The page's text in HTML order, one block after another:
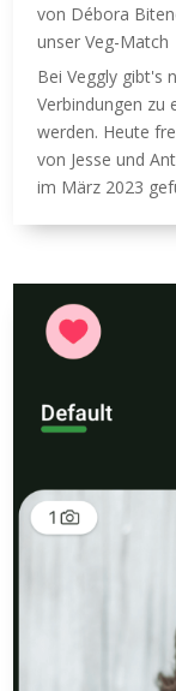
von Débora
unser Veg-Match
Bei Veggly gibt's
Verbindungen zu
werden. Heute
von Jesse und
im März 2023